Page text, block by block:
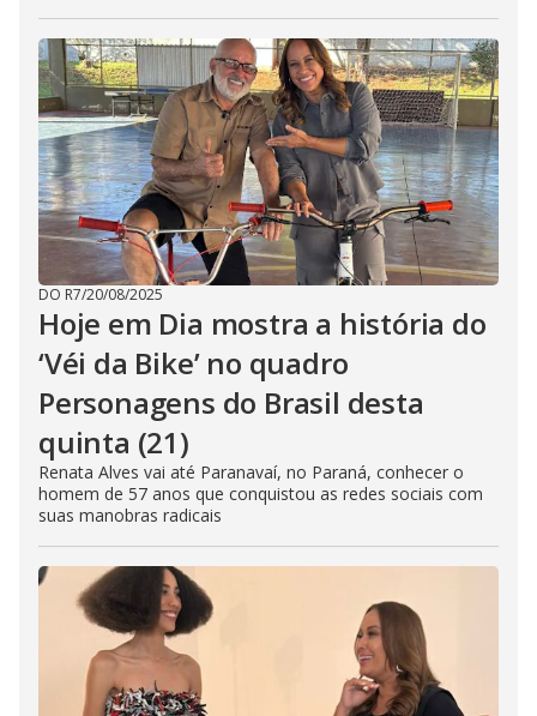
DO R7/20/08/2025
Hoje em Dia mostra a história do
‘Véi da Bike’ no quadro
Personagens do Brasil desta
quinta (21)
Renata Alves vai até Paranavaí, no Paraná, conhecer o
homem de 57 anos que conquistou as redes sociais com
suas manobras radicais